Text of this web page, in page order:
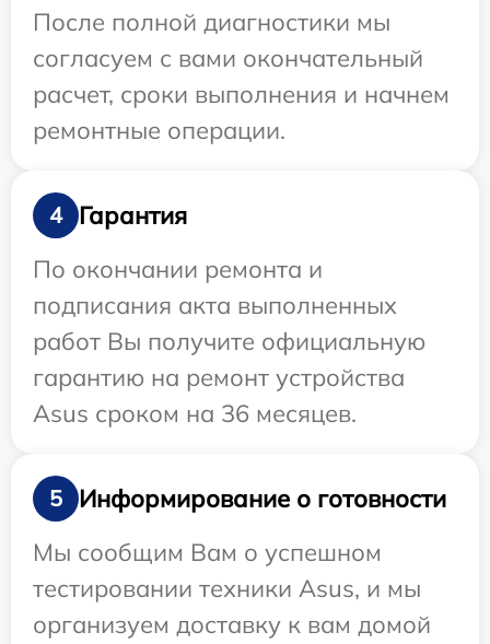
После полной диагностики мы
согласуем с вами окончательный
расчет, сроки выполнения и начнем
ремонтные операции.
4
Гарантия
По окончании ремонта и
подписания акта выполненных
работ Вы получите официальную
гарантию на ремонт устройства
Asus сроком на 36 месяцев.
5
Информирование о готовности
Мы сообщим Вам о успешном
тестировании техники Asus, и мы
организуем доставку к вам домой